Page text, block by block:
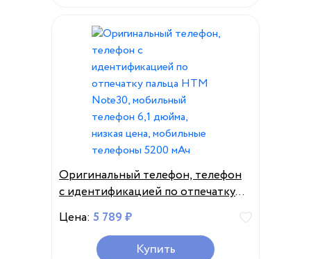
Оригинальный телефон, телефон
с идентификацией по отпечатку
пальца HTM Note30, мобильный
телефон 6,1 дюйма, низкая цена,
мобильные телефоны 5200 мАч
Цена: 5 789 ₽
Купить